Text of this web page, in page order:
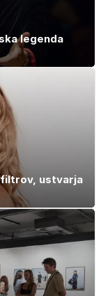
legenda
ustvarja